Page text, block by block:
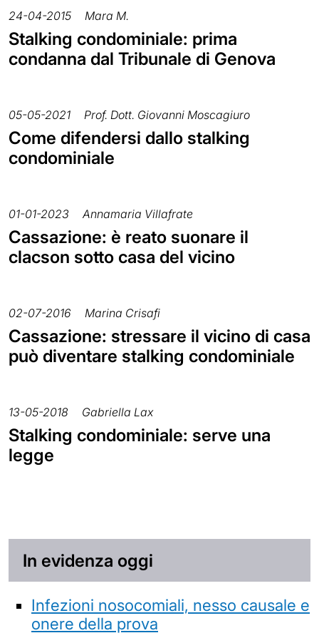
24-04-2015 Mara M.
Stalking condominiale: prima
condanna dal Tribunale di Genova
05-05-2021 Prof. Dott. Giovanni Moscagiuro
Come difendersi dallo stalking
condominiale
01-01-2023 Annamaria Villafrate
Cassazione: è reato suonare il
clacson sotto casa del vicino
02-07-2016 Marina Crisafi
Cassazione: stressare il vicino di casa
può diventare stalking condominiale
13-05-2018 Gabriella Lax
Stalking condominiale: serve una
legge
In evidenza oggi
Infezioni nosocomiali, nesso causale e
onere della prova